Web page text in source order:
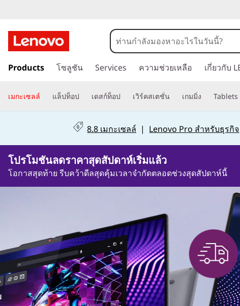
ซี
|
ท็
อ
อ
ม
า
ไ
นื้
อ
ห
Products โซลูชัน Services ความช่วยเหลือ เกี่ยวกับ
เมกะเซลล์ แล็ปท็อป เดสก์ท็อป เวิร์คสเตชั่น เกมมิ่ง Tablets
8.8 เมกะเซลล์ | Lenovo Pro สำหรับธุรกิจ
โปรโมชันลดราคาสุดสัปดาห์เริ่มแล้ว
โอกาสสุดท้าย รีบคว้าดีลสุดคุ้มเวลาจำกัดตลอดช่วงสุดสัปดาห์นี้
1วัน15ชั่วโมง9นาที26วินาที
สร้างสรรค์แ